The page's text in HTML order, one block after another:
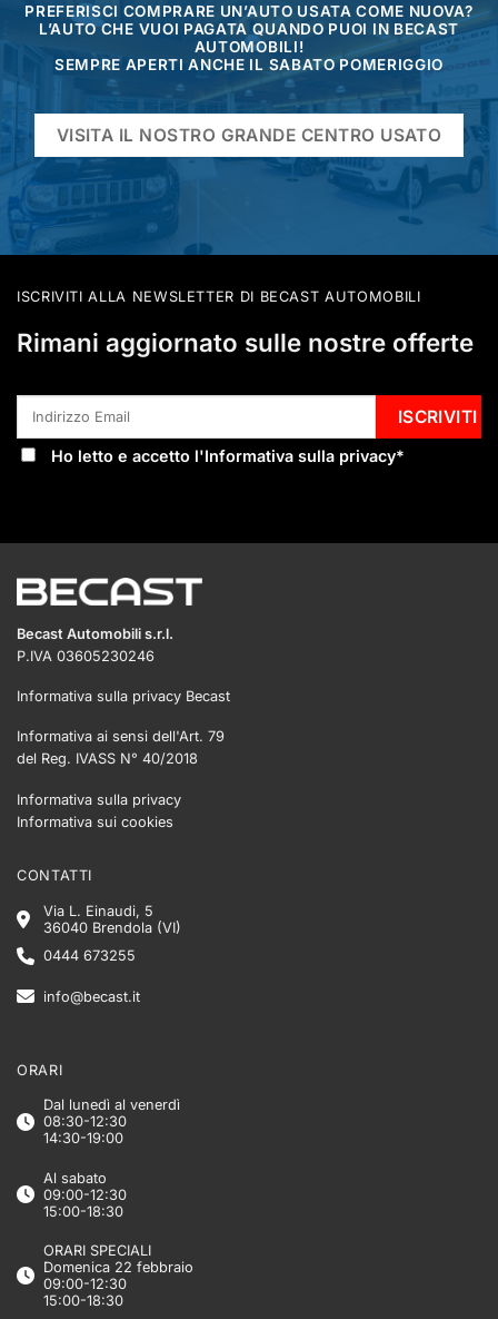
PREFERISCI COMPRARE UN’AUTO USATA COME NUOVA?
L’AUTO CHE VUOI PAGATA QUANDO PUOI IN BECAST
AUTOMOBILI!
SEMPRE APERTI ANCHE IL SABATO POMERIGGIO
VISITA IL NOSTRO GRANDE CENTRO USATO
ISCRIVITI ALLA NEWSLETTER DI BECAST AUTOMOBILI
Rimani aggiornato sulle nostre offerte
Ho letto e accetto l'Informativa sulla privacy*
Becast Automobili s.r.l.
P.IVA 03605230246
Informativa sulla privacy Becast
Informativa ai sensi dell'Art. 79
del Reg. IVASS N° 40/2018
Informativa sulla privacy
Informativa sui cookies
CONTATTI
Via L. Einaudi, 5
36040 Brendola (VI)
0444 673255
info@becast.it
ORARI
Dal lunedì al venerdì
08:30-12:30
14:30-19:00
Al sabato
09:00-12:30
15:00-18:30
ORARI SPECIALI
Domenica 22 febbraio
09:00-12:30
15:00-18:30